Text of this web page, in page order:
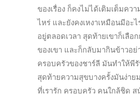
ของเรื่อง ก็คงไม่ได้เติมเต็มคว
ไหร่ และยังคงเหงาเหมือนมีอะ
อยู่ตลอดเวลา สุดท้ายเขาก็เลือ
ของเขา และก็กลับมากินข้าวอ
ครอบครัวของชาร์ลี มันทำให้พีรั
สุดท้ายความสุขบางครั้งมันง่าย
ที่เรารัก ครอบครัว คนใกล้ชิด